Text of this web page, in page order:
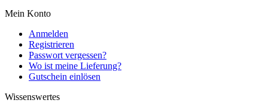
Mein Konto
Anmelden
Registrieren
Passwort vergessen?
Wo ist meine Lieferung?
Gutschein einlösen
Wissenswertes